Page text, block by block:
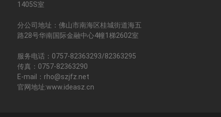
1405S室
分公司地址：佛山市南海区桂城街道海五
路28号华南国际金融中心4幢1梯2602室
服务电话：0757-82363293/82363295
传真：0757-82363290
E-mail：rho@szjfz.net
官网地址:www.ideasz.cn